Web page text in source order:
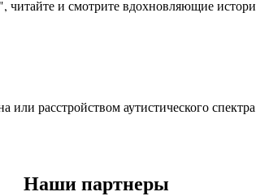
и смотрите вдохновляющие
расстройством аутистического
Наши партнеры